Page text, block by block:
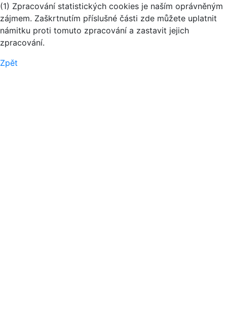
(1) Zpracování statistických cookies je naším oprávněným
zájmem. Zaškrtnutím příslušné části zde můžete uplatnit
námitku proti tomuto zpracování a zastavit jejich
zpracování.
Zpět